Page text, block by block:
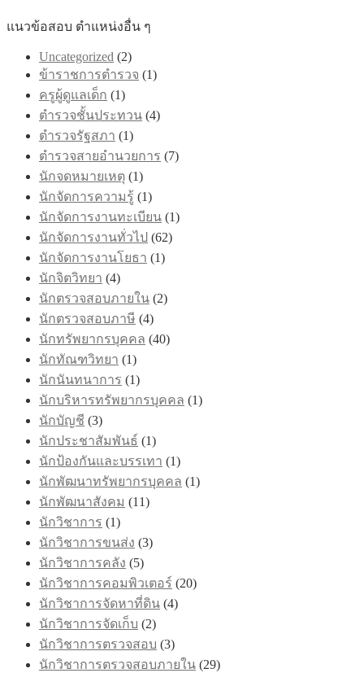
แนวข้อสอบ ตำแหน่งอื่น ๆ
Uncategorized (2)
ข้าราชการตำรวจ (1)
ครูผู้ดูแลเด็ก (1)
ตำรวจชั้นประทวน (4)
ตำรวจรัฐสภา (1)
ตำรวจสายอำนวยการ (7)
นักจดหมายเหตุ (1)
นักจัดการความรู้ (1)
นักจัดการงานทะเบียน (1)
นักจัดการงานทั่วไป (62)
นักจัดการงานโยธา (1)
นักจิตวิทยา (4)
นักตรวจสอบภายใน (2)
นักตรวจสอบภาษี (4)
นักทรัพยากรบุคคล (40)
นักทัณฑวิทยา (1)
นักนันทนาการ (1)
นักบริหารทรัพยากรบุคคล (1)
นักบัญชี (3)
นักประชาสัมพันธ์ (1)
นักป้องกันและบรรเทา (1)
นักพัฒนาทรัพยากรบุคคล (1)
นักพัฒนาสังคม (11)
นักวิชาการ (1)
นักวิชาการขนส่ง (3)
นักวิชาการคลัง (5)
นักวิชาการคอมพิวเตอร์ (20)
นักวิชาการจัดหาที่ดิน (4)
นักวิชาการจัดเก็บ (2)
นักวิชาการตรวจสอบ (3)
นักวิชาการตรวจสอบภายใน (29)